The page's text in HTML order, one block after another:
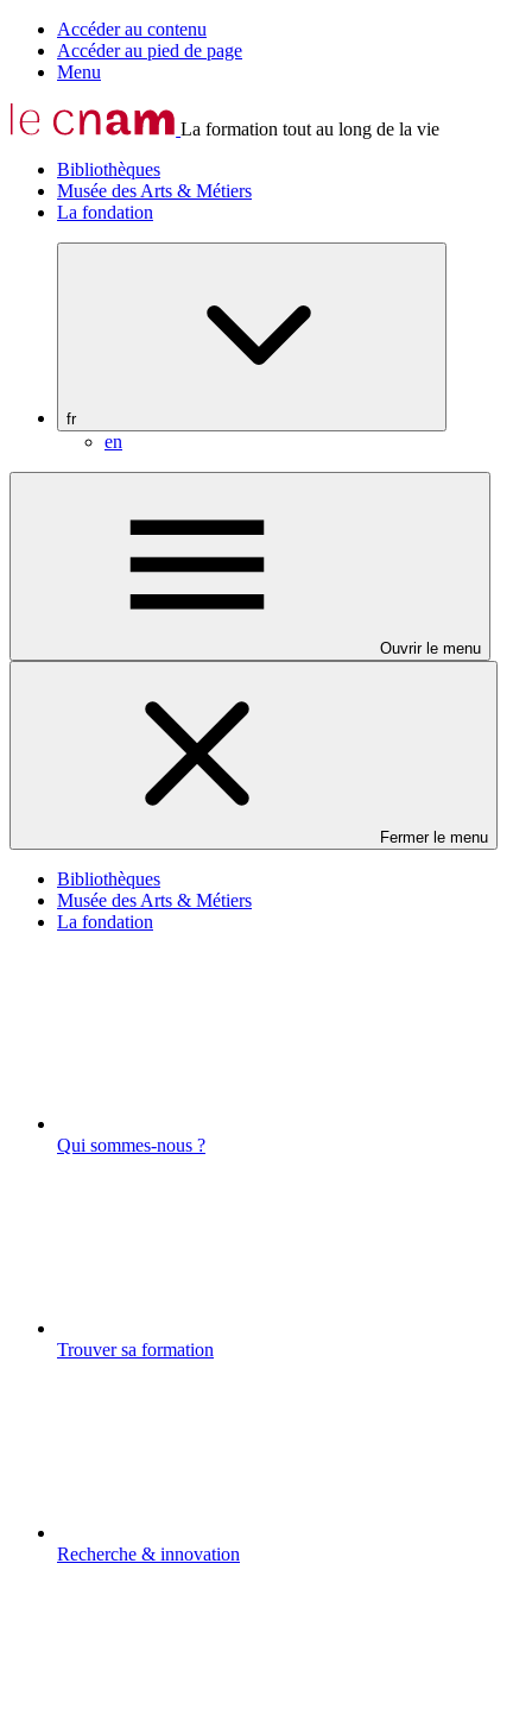
Accéder au contenu
Accéder au pied de page
Menu
La formation tout au long de la vie
Bibliothèques
Musée des Arts & Métiers
La fondation
fr
en
Ouvrir le menu
Fermer le menu
Bibliothèques
Musée des Arts & Métiers
La fondation
Qui sommes-nous ?
Trouver sa formation
Recherche & innovation